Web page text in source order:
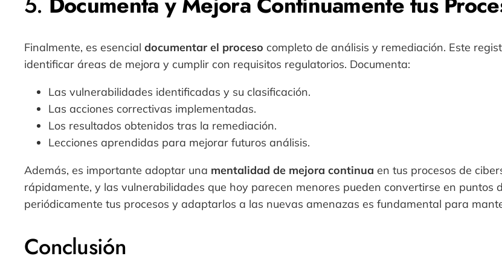
Finalmente, es esencial documentar el proceso completo de análisis y remediación. Este
identificar áreas de mejora y cumplir con requisitos regulatorios. Documenta:
Las vulnerabilidades identificadas y su clasificación.
Las acciones correctivas implementadas.
Los resultados obtenidos tras la remediación.
Lecciones aprendidas para mejorar futuros análisis.
Además, es importante adoptar una mentalidad de mejora continua en tus procesos de
rápidamente, y las vulnerabilidades que hoy parecen menores pueden convertirse en
periódicamente tus procesos y adaptarlos a las nuevas amenazas es fundamental para
Conclusión